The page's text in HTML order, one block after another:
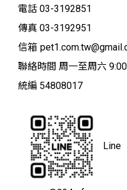
電話 03-3192851
傳真 03-3192951
信箱
聯絡時間 周一至周六
統編 54808017
Line